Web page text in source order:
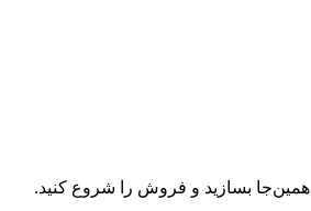
همین‌جا بسازید و فروش را شروع کنید.